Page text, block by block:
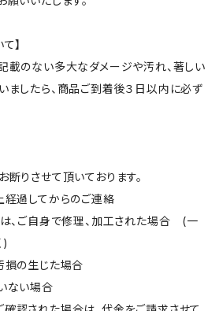
】
載のない多大なダメージや汚れ、著しい
ましたら、商品ご到着後３日以内に必ず
りさせて頂いております。
経過してからのご連絡
は、ご自身で修理、加工された場合 (一
)
損の生じた場合
ない場合